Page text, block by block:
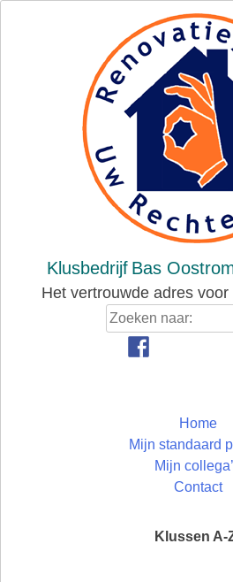
Klusbedrijf Bas
Het vertrouwde adres
Home
Mijn standaard
Mijn
Contact
Klussen A-